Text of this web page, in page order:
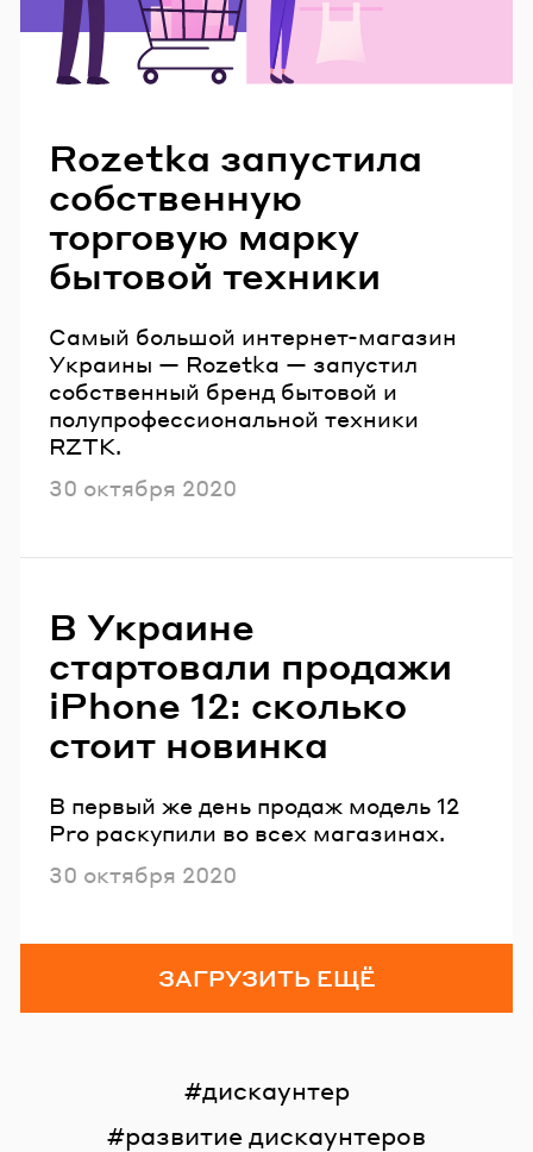
Rozetka запустила
собственную
торговую марку
бытовой техники
Самый большой интернет-магазин
Украины — Rozetka — запустил
собственный бренд бытовой и
полупрофессиональной техники
RZTK.
Опубликовано
30 октября 2020
В Украине
стартовали продажи
iPhone 12: сколько
стоит новинка
В первый же день продаж модель 12
Pro раскупили во всех магазинах.
Опубликовано
30 октября 2020
ЗАГРУЗИТЬ ЕЩЁ
дискаунтер
развитие дискаунтеров